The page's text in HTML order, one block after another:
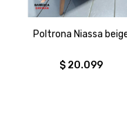
Poltrona Niassa
$ 20.099